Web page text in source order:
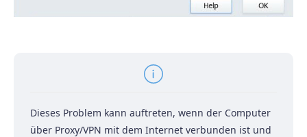
Dieses Problem kann auftreten, wenn der Computer
über Proxy/VPN mit dem Internet verbunden ist und